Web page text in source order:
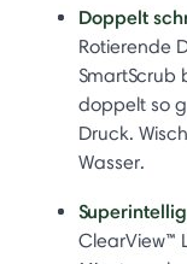
Doppelt
Rotierende
SmartScrub
doppelt so
Druck.
Wasser.
ClearView™